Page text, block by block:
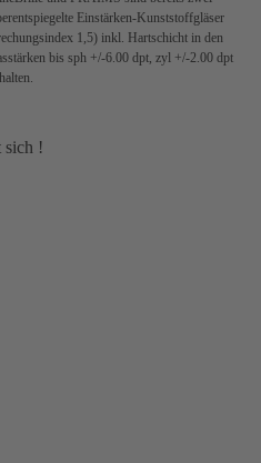
Einstärken-Kunststoffgläser
1,5) inkl. Hartschicht in den
bis sph +/-6.00 dpt, zyl +/-2.00 dpt
sich !